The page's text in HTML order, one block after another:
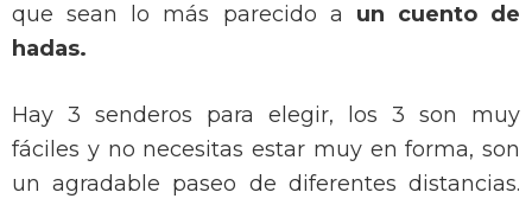
que sean lo más parecido a un cuento de
hadas.
Hay 3 senderos para elegir, los 3 son muy
fáciles y no necesitas estar muy en forma, son
un agradable paseo de diferentes distancias.